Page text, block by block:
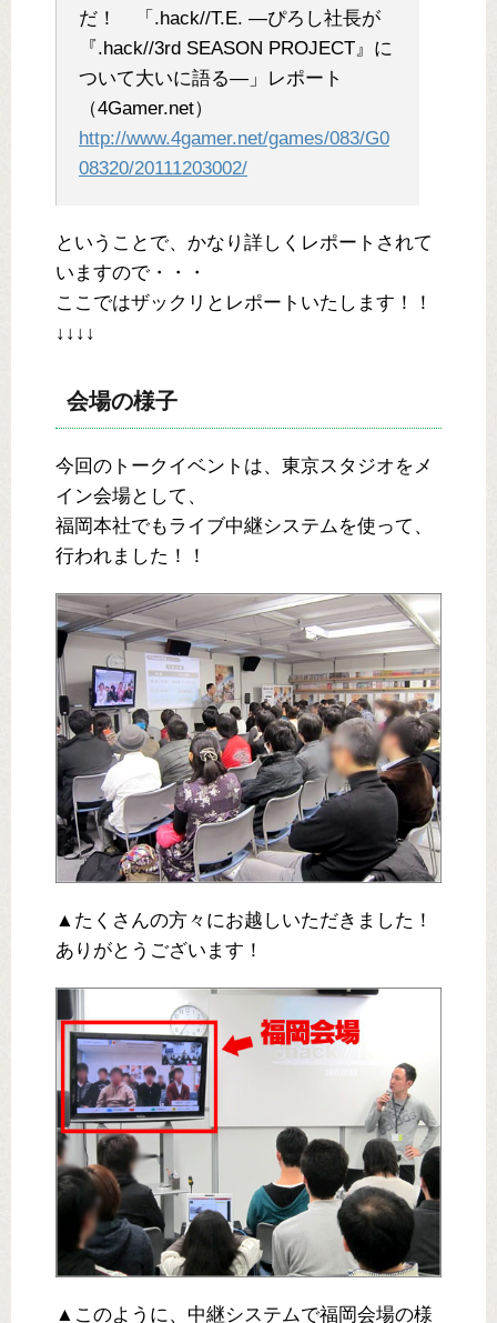
だ！ 「.hack//T.E. ―ぴろし社長が
『.hack//3rd SEASON PROJECT』に
ついて大いに語る―」レポート
（4Gamer.net）
http://www.4gamer.net/games/083/G0
08320/20111203002/
ということで、かなり詳しくレポートされて
いますので・・・
ここではザックリとレポートいたします！！
↓↓↓↓
会場の様子
今回のトークイベントは、東京スタジオをメ
イン会場として、
福岡本社でもライブ中継システムを使って、
行われました！！
▲たくさんの方々にお越しいただきました！
ありがとうございます！
▲このように、中継システムで福岡会場の様